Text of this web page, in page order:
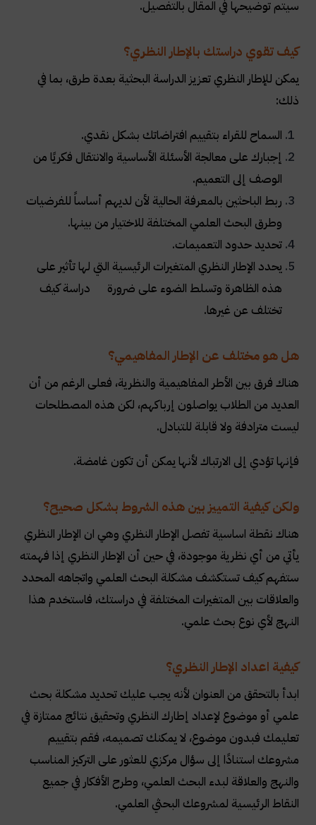
سيتم توضيحها في المقال بالتفصيل.
كيف تقوي دراستك بالإطار النظري؟
يمكن للإطار النظري تعزيز الدراسة البحثية بعدة طرق، بما في
ذلك:
السماح للقراء بتقييم افتراضاتك بشكل نقدي.
إجبارك على معالجة الأسئلة الأساسية والانتقال فكريًا من
الوصف إلى التعميم.
ربط الباحثين بالمعرفة الحالية لأن لديهم أساساً للفرضيات
وطرق البحث العلمي المختلفة للاختيار من بينها.
تحديد حدود التعميمات.
يحدد الإطار النظري المتغيرات الرئيسية التي لها تأثير على
هذه الظاهرة وتسلط الضوء على ضرورة دراسة كيف
تختلف عن غيرها.
هل هو مختلف عن الإطار المفاهيمي؟
هناك فرق بين الأطر المفاهيمية والنظرية، فعلى الرغم من أن
العديد من الطلاب يواصلون إرباكهم، لكن هذه المصطلحات
ليست مترادفة ولا قابلة للتبادل.
فإنها تؤدي إلى الارتباك لأنها يمكن أن تكون غامضة.
ولكن كيفية التمييز بين هذه الشروط بشكل صحيح؟
هناك نقطة اساسية تفصل الإطار النظري وهي ان الإطار النظري
يأتي من أي نظرية موجودة، في حين أن الإطار النظري إذا فهمته
ستفهم كيف تستكشف مشكلة البحث العلمي واتجاهه المحدد
والعلاقات بين المتغيرات المختلفة في دراستك، فاستخدم هذا
النهج لأي نوع بحث علمي.
كيفية اعداد الإطار النظري؟
ابدأ بالتحقق من العنوان لأنه يجب عليك تحديد مشكلة بحث
علمي أو موضوع لإعداد إطارك النظري وتحقيق نتائج ممتازة في
تعليمك فبدون موضوع، لا يمكنك تصميمه، فقم بتقييم
مشروعك استنادًا إلى سؤال مركزي للعثور على التركيز المناسب
والنهج والعلاقة لبدء البحث العلمي، وطرح الأفكار في جميع
النقاط الرئيسية لمشروعك البحثي العلمي.